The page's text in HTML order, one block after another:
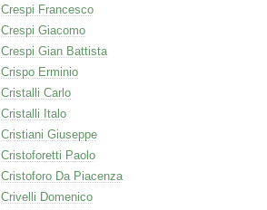
Crespi Francesco
Crespi Giacomo
Crespi Gian Battista
Crispo Erminio
Cristalli Carlo
Cristalli Italo
Cristiani Giuseppe
Cristoforetti Paolo
Cristoforo Da Piacenza
Crivelli Domenico